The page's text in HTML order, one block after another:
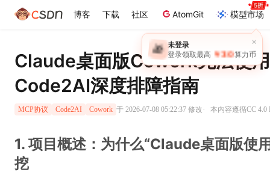
博客 下载 社区 AtomGit 模型市场
×
🎁 未登录
登录领取最高 ￥30 算力币
Claude桌面版Cowork无法使
Code2AI深度排障指南
MCP协议 Code2AI Cowork 于 2026-07-08 05:22:37 修改· 本内容遵循CC
1. 项目概述：为什么“Claude桌面版使
挖